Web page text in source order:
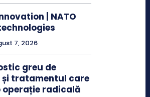
| NATO
7, 2026
greu de
tratamentul care
operație radicală